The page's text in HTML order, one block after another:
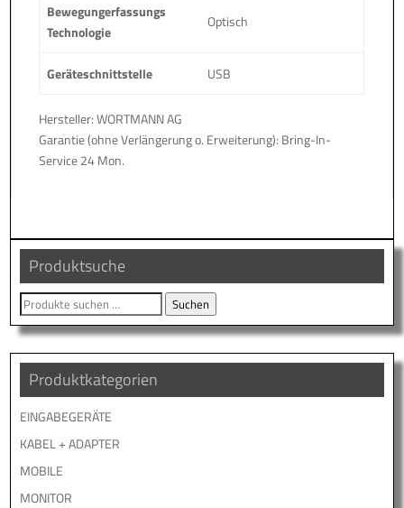
Bewegungerfassungs
Technologie
Optisch
Geräteschnittstelle USB
Hersteller: WORTMANN AG
Garantie (ohne Verlängerung o. Erweiterung): Bring-In-
Service 24 Mon.
Produktsuche
Suche
nach:
Suchen
Produktkategorien
EINGABEGERÄTE
KABEL + ADAPTER
MOBILE
MONITOR